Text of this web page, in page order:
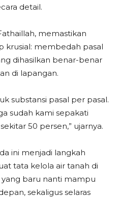
detail.
memastikan
krusial: membedah pasal
dihasilkan benar-benar
di lapangan.
substansi pasal per pasal.
sudah kami sepakati
50 persen,” ujarnya.
ini menjadi langkah
tata kelola air tanah di
yang baru nanti mampu
sekaligus selaras